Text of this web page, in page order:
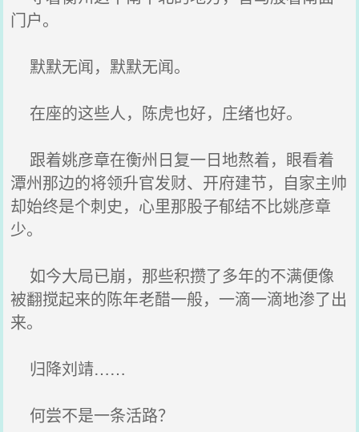
门户。
默默无闻，默默无闻。
在座的这些人，陈虎也好，庄绪也好。
跟着姚彦章在衡州日复一日地熬着，眼看着
潭州那边的将领升官发财、开府建节，自家主帅
却始终是个刺史，心里那股子郁结不比姚彦章
少。
如今大局已崩，那些积攒了多年的不满便像
被翻搅起来的陈年老醋一般，一滴一滴地渗了出
来。
归降刘靖……
何尝不是一条活路？